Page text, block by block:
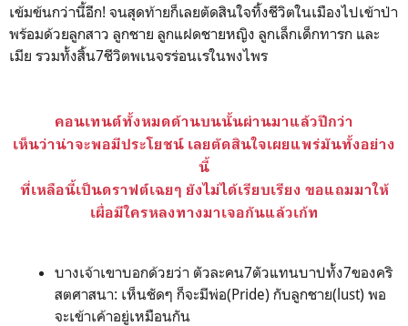
เข้มข้นกว่านี้อีก! จนสุดท้ายก็เลยตัดสินใจทิ้งชีวิตในเมืองไปเข้าป่า
พร้อมด้วยลูกสาว ลูกชาย ลูกแฝดชายหญิง ลูกเล็กเด็กทารก และ
เมีย รวมทั้งสิ้น7ชีวิตพเนจรร่อนเรในพงไพร
คอนเทนต์ทั้งหมดด้านบนนั้นผ่านมาแล้วปีกว่า
เห็นว่าน่าจะพอมีประโยชน์ เลยตัดสินใจเผยแพร่มันทั้งอย่าง
นี้
ที่เหลือนี้เป็นดราฟต์เฉยๆ ยังไม่ได้เรียบเรียง ขอแถมมาให้
เผื่อมีใครหลงทางมาเจอกันแล้วเก้ท
บางเจ้าเขาบอกด้วยว่า ตัวละคน7ตัวแทนบาปทั้ง7ของคริ
สตศาสนา: เห็นชัดๆ ก็จะมีพ่อ(Pride) กับลูกชาย(lust) พอ
จะเข้าเค้าอยู่เหมือนกัน